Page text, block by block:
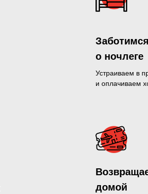
Устраиваем в
и оплачиваем
Заботимся
о ночлеге
домой
и